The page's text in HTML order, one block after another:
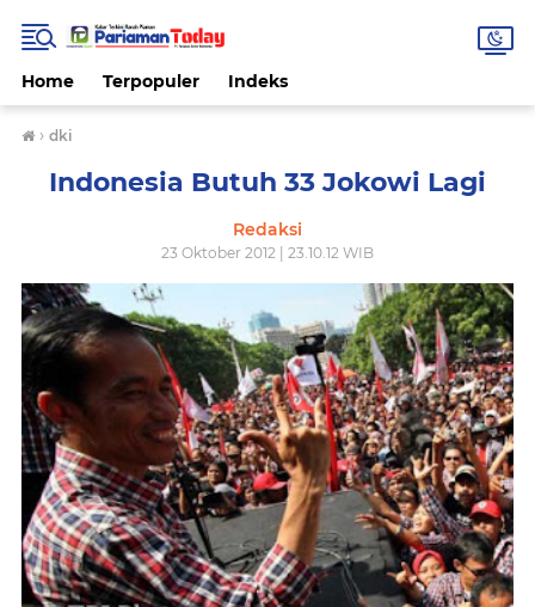
Home Terpopuler Indeks
› dki
Indonesia Butuh 33 Jokowi Lagi
Redaksi
23 Oktober 2012 | 23.10.12 WIB